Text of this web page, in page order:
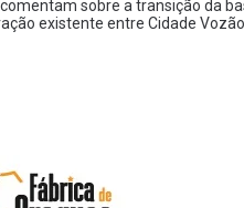
sobre a transição da
existente entre Cidade